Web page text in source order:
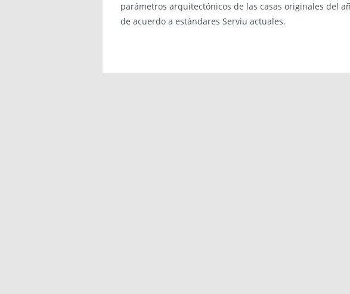
parámetros arquitectónicos de las casas originales del
de acuerdo a estándares Serviu actuales.